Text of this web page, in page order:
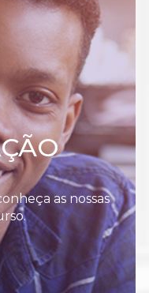
as nossas